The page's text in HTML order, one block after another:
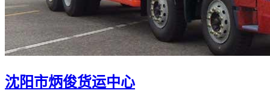
沈阳市炳俊货运中心